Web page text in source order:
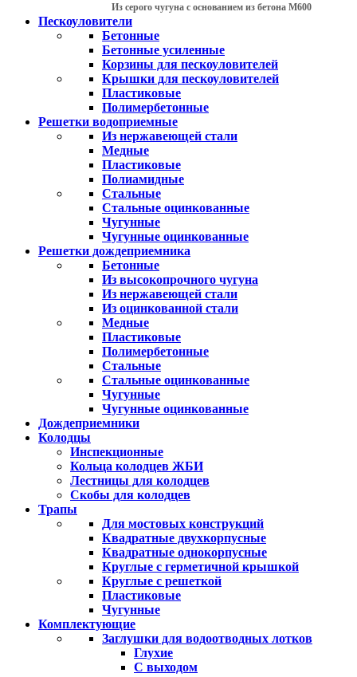
Из серого чугуна с основанием из бетона М600
Пескоуловители
Бетонные
Бетонные усиленные
Корзины для пескоуловителей
Крышки для пескоуловителей
Пластиковые
Полимербетонные
Решетки водоприемные
Из нержавеющей стали
Медные
Пластиковые
Полиамидные
Стальные
Стальные оцинкованные
Чугунные
Чугунные оцинкованные
Решетки дождеприемника
Бетонные
Из высокопрочного чугуна
Из нержавеющей стали
Из оцинкованной стали
Медные
Пластиковые
Полимербетонные
Стальные
Стальные оцинкованные
Чугунные
Чугунные оцинкованные
Дождеприемники
Колодцы
Инспекционные
Кольца колодцев ЖБИ
Лестницы для колодцев
Скобы для колодцев
Трапы
Для мостовых конструкций
Квадратные двухкорпусные
Квадратные однокорпусные
Круглые с герметичной крышкой
Круглые с решеткой
Пластиковые
Чугунные
Комплектующие
Заглушки для водоотводных лотков
Глухие
С выходом